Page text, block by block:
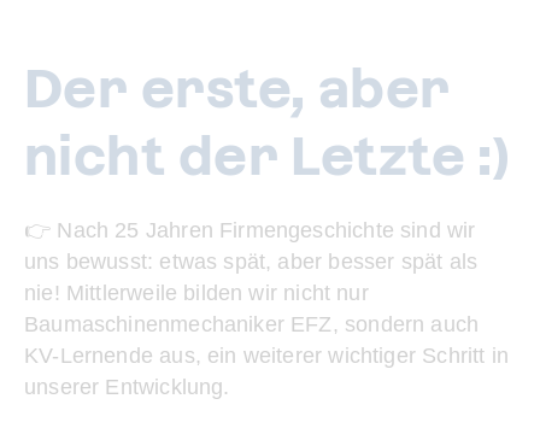
Der erste, aber
nicht der Letzte :)
👉 Nach 25 Jahren Firmengeschichte sind wir
uns bewusst: etwas spät, aber besser spät als
nie! Mittlerweile bilden wir nicht nur
Baumaschinenmechaniker EFZ, sondern auch
KV-Lernende aus, ein weiterer wichtiger Schritt in
unserer Entwicklung.